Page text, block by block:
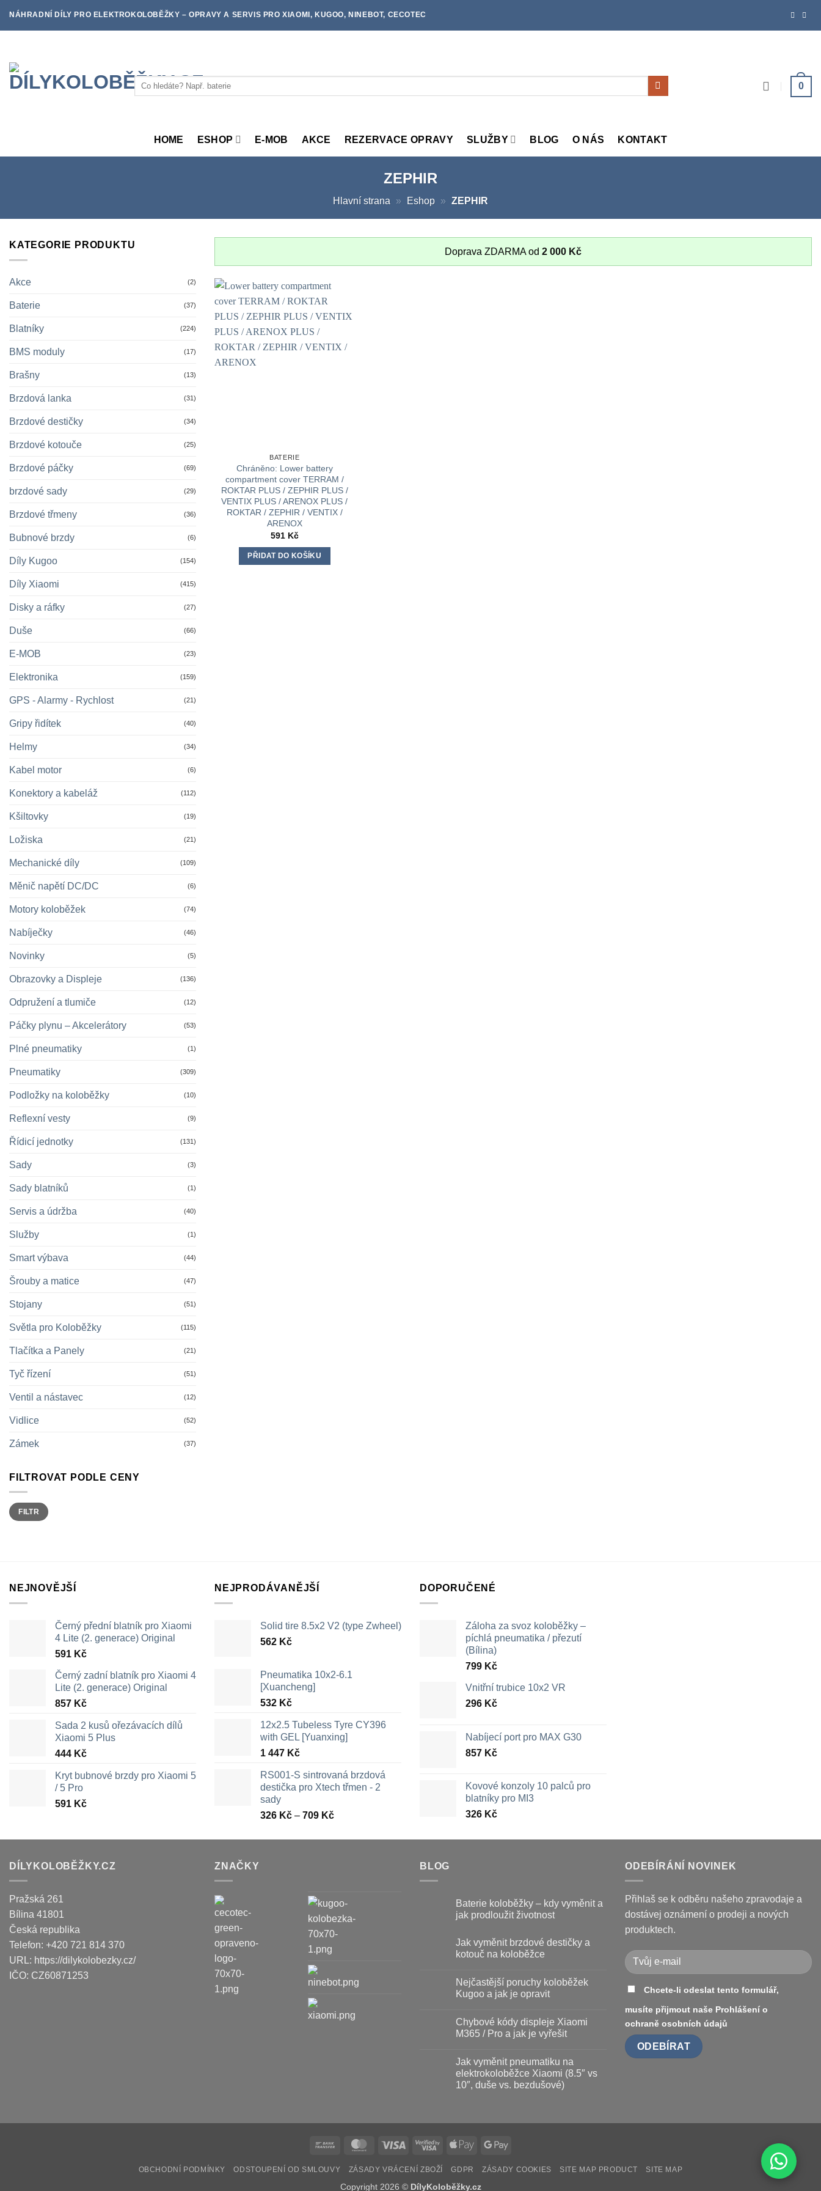
NÁHRADNÍ DÍLY PRO ELEKTROKOLOBĚŽKY – OPRAVY A SERVIS PRO XIAOMI, KUGOO, NINEBOT, CECOTEC
Hledat: 0
HOME ESHOP E-MOB AKCE REZERVACE OPRAVY SLUŽBY BLOG O NÁS KONTAKT
ZEPHIR
Hlavní strana » Eshop » ZEPHIR
KATEGORIE PRODUKTU
Akce (2)
Baterie (37)
Blatníky (224)
BMS moduly (17)
Brašny (13)
Brzdová lanka (31)
Brzdové destičky (34)
Brzdové kotouče (25)
Brzdové páčky (69)
brzdové sady (29)
Brzdové třmeny (36)
Bubnové brzdy (6)
Díly Kugoo (154)
Díly Xiaomi (415)
Disky a ráfky (27)
Duše (66)
E-MOB (23)
Elektronika (159)
GPS - Alarmy - Rychlost (21)
Gripy řidítek (40)
Helmy (34)
Kabel motor (6)
Konektory a kabeláž (112)
Kšiltovky (19)
Ložiska (21)
Mechanické díly (109)
Měnič napětí DC/DC (6)
Motory koloběžek (74)
Nabíječky (46)
Novinky (5)
Obrazovky a Displeje (136)
Odpružení a tlumiče (12)
Páčky plynu – Akcelerátory (53)
Plné pneumatiky (1)
Pneumatiky (309)
Podložky na koloběžky (10)
Reflexní vesty (9)
Řídicí jednotky (131)
Sady (3)
Sady blatníků (1)
Servis a údržba (40)
Služby (1)
Smart výbava (44)
Šrouby a matice (47)
Stojany (51)
Světla pro Koloběžky (115)
Tlačítka a Panely (21)
Tyč řízení (51)
Ventil a nástavec (12)
Vidlice (52)
Zámek (37)
FILTROVAT PODLE CENY
Minimální
cena
Maximální
cenaFILTR
Doprava ZDARMA od 2 000 Kč
BATERIE
Chráněno: Lower battery
compartment cover TERRAM /
ROKTAR PLUS / ZEPHIR PLUS /
VENTIX PLUS / ARENOX PLUS /
ROKTAR / ZEPHIR / VENTIX /
ARENOX
591 Kč
PŘIDAT DO KOŠÍKU
NEJNOVĚJŠÍ
Černý přední blatník pro Xiaomi
4 Lite (2. generace) Original
591 Kč
Černý zadní blatník pro Xiaomi 4
Lite (2. generace) Original
857 Kč
Sada 2 kusů ořezávacích dílů
Xiaomi 5 Plus
444 Kč
Kryt bubnové brzdy pro Xiaomi 5
/ 5 Pro
591 Kč
NEJPRODÁVANĚJŠÍ
Solid tire 8.5x2 V2 (type Zwheel)
562 Kč
Pneumatika 10x2-6.1
[Xuancheng]
532 Kč
12x2.5 Tubeless Tyre CY396
with GEL [Yuanxing]
1 447 Kč
RS001-S sintrovaná brzdová
destička pro Xtech třmen - 2
sady
326 Kč – 709 KčRozpětí
326 Kč
DOPORUČENÉ
Záloha za svoz koloběžky –
píchlá pneumatika / přezutí
(Bílina)
799 Kč
Vnitřní trubice 10x2 VR
296 Kč
Nabíjecí port pro MAX G30
857 Kč
Kovové konzoly 10 palců pro
blatníky pro MI3
326 Kč
DÍLYKOLOBĚŽKY.CZ
Pražská 261
Bílina 41801
Česká republika
Telefon: +420 721 814 370
URL: https://dilykolobezky.cz/
IČO: CZ60871253
ZNAČKY BLOG
Baterie koloběžky – kdy vyměnit a
jak prodloužit životnost
u
textu
s
koloběžky
–
kdy
jak
prodloužit
životnost
Jak vyměnit brzdové destičky a
kotouč na koloběžce
u
textu
s
vyměnit
brzdové
destičky
na
koloběžce
Nejčastější poruchy koloběžek
Kugoo a jak je opravit
u
textu
s
poruchy
koloběžek
Kugoo
a
Chybové kódy displeje Xiaomi
M365 / Pro a jak je vyřešit
textu
s
názvem
M365
Pro
a
vyřešit
Jak vyměnit pneumatiku na
elektrokoloběžce Xiaomi (8.5″ vs
10″, duše vs. bezdušové)
Jak
vyměnit
na
Xiaomi
ODEBÍRÁNÍ NOVINEK
Přihlaš se k odběru našeho zpravodaje a
dostávej oznámení o prodeji a nových
produktech.
Chcete-li odeslat tento formulář,
musíte přijmout naše Prohlášení o
ochraně osobních údajů
Bank
MasterCardVisa
Visa
Apple
Google
OBCHODNÍ PODMÍNKY ODSTOUPENÍ OD SMLOUVY ZÁSADY VRÁCENÍ ZBOŽÍ GDPR ZÁSADY COOKIES SITE MAP PRODUCT SITE MAP
Copyright 2026 © DílyKoloběžky.cz